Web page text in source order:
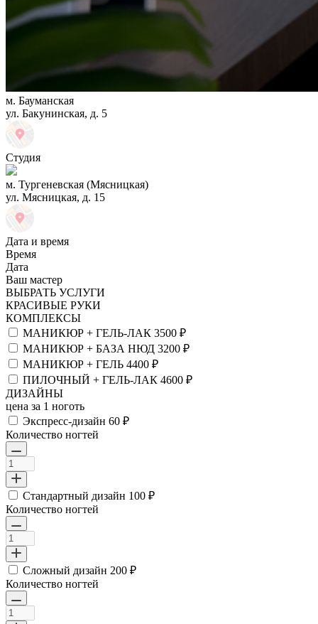
м. Бауманская
ул. Бакунинская, д. 5
Студия
м. Тургеневская (Мясницкая)
ул. Мясницкая, д. 15
Дата и время
Время
Дата
Ваш мастер
ВЫБРАТЬ УСЛУГИ
КРАСИВЫЕ РУКИ
КОМПЛЕКСЫ
МАНИКЮР + ГЕЛЬ-ЛАК 3500 ₽
МАНИКЮР + БАЗА НЮД 3200 ₽
МАНИКЮР + ГЕЛЬ 4400 ₽
ПИЛОЧНЫЙ + ГЕЛЬ-ЛАК 4600 ₽
ДИЗАЙНЫ
цена за 1 ноготь
Экспресс-дизайн 60 ₽
Количество ногтей
Стандартный дизайн 100 ₽
Количество ногтей
Сложный дизайн 200 ₽
Количество ногтей